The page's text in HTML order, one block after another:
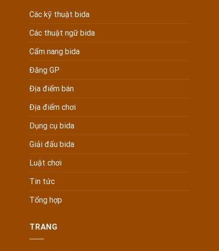
Các kỹ thuật bida
Các thuật ngữ bida
Cẩm nang bida
Đăng GP
Địa điểm bán
Địa điểm chơi
Dụng cụ bida
Giải đấu bida
Luật chơi
Tin tức
Tổng hợp
TRANG